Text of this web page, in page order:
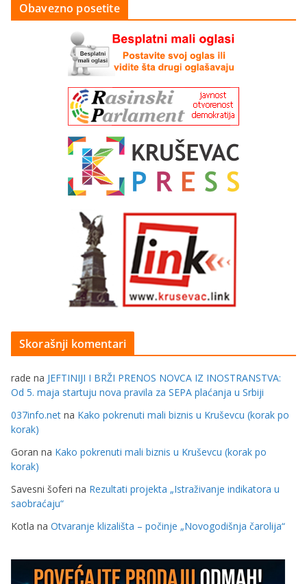
Obavezno posetite
Skorašnji komentari
rade na JEFTINIJI I BRŽI PRENOS NOVCA IZ INOSTRANSTVA:
Od 5. maja startuju nova pravila za SEPA plaćanja u Srbiji
037info.net na Kako pokrenuti mali biznis u Kruševcu (korak po
korak)
Goran na Kako pokrenuti mali biznis u Kruševcu (korak po
korak)
Savesni šoferi na Rezultati projekta „Istraživanje indikatora u
saobraćaju“
Kotla na Otvaranje klizališta – počinje „Novogodišnja čarolija“